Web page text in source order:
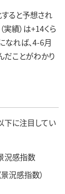
ると予想され
績）は+14くら
なれば、4-6月
だことがわかり
下に注目してい
況感指数
況感指数）